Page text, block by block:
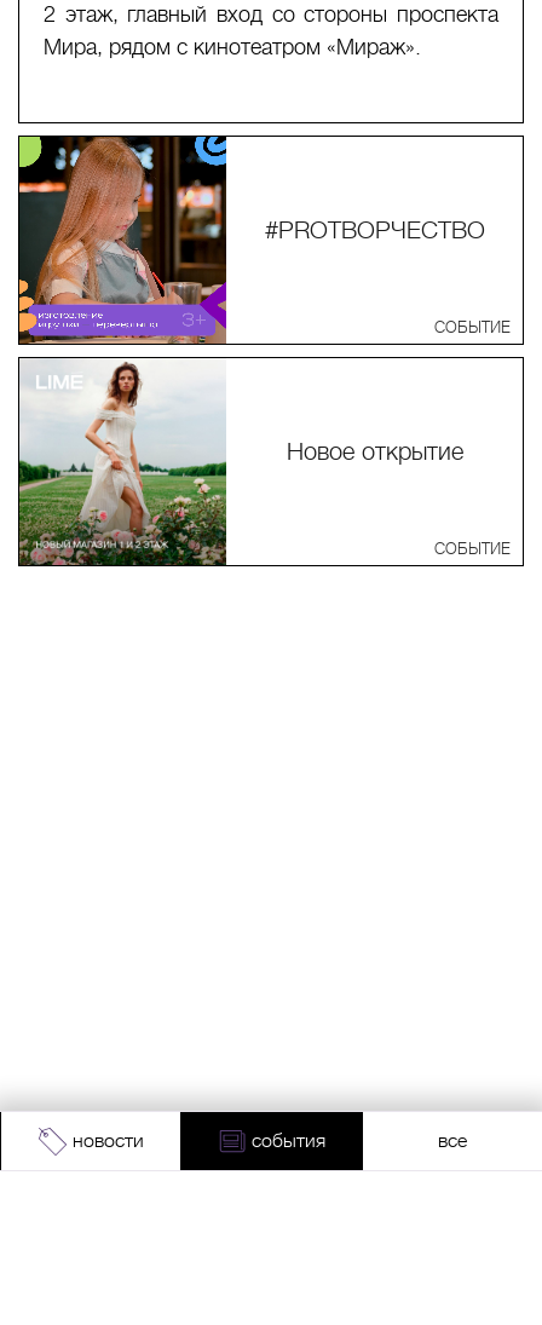
новости события все
2 этаж, главный вход со стороны проспекта
Мира, рядом с кинотеатром «Мираж».
#PROТВОРЧЕСТВО
СОБЫТИЕ
Новое открытие
СОБЫТИЕ
Адрес:
Москва, Проспект Мира, 211, корпус